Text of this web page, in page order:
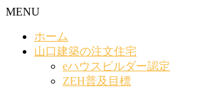
MENU
ホーム
山口建築の注文住宅
eハウスビルダー認定
ZEH普及目標